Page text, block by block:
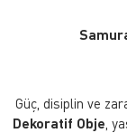
Güç, disiplin ve
Dekoratif Obje ,